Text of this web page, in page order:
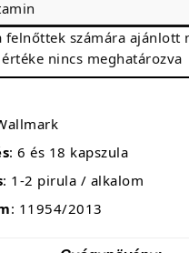
felnőttek számára ajánlott
nincs meghatározva
: 6 és 18 kapszula
: 1-2 pirula / alkalom
: 11954/2013